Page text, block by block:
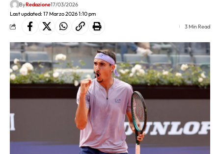
Last updated: 17 Marzo 2026 1:10 pm
ByRedazione17/03/2026
3 Min Read